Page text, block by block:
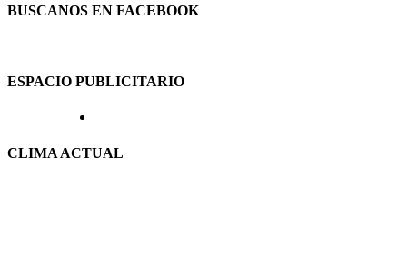
BUSCANOS EN FACEBOOK
ESPACIO PUBLICITARIO
CLIMA ACTUAL